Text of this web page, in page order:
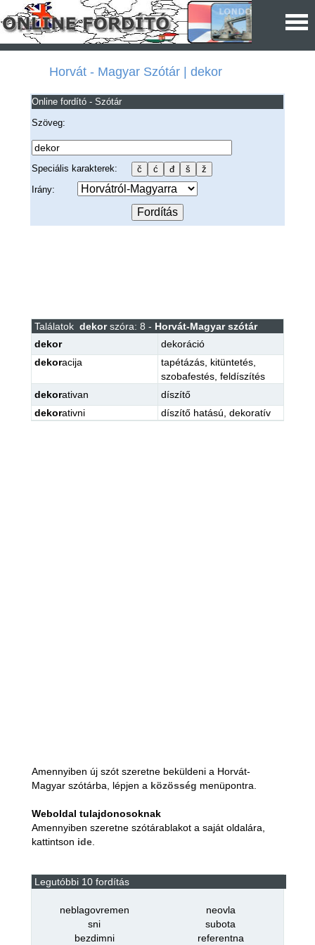
Horvát - Magyar Szótár | dekor
Online fordító - Szótár
Szöveg:
Speciális karakterek:
Irány:
Találatok dekorszóra: 8 - Horvát-Magyar szótár
dekor
dekoráció
dekoracija tapétázás, kitüntetés,
szobafestés, feldíszítés
dekorativan
díszítő
dekorativni díszítő hatású dekoratív
Amennyiben új szót szeretne beküldeni a Horvát-
Magyar szótárba, lépjen a közösség menüpontra.
Weboldal tulajdonosoknak
Amennyiben szeretne szótárablakot a saját oldalára,
kattintson ide.
Legutóbbi 10 fordítás
neblagovremen
neovla
sni
subota
bezdimni
referentna